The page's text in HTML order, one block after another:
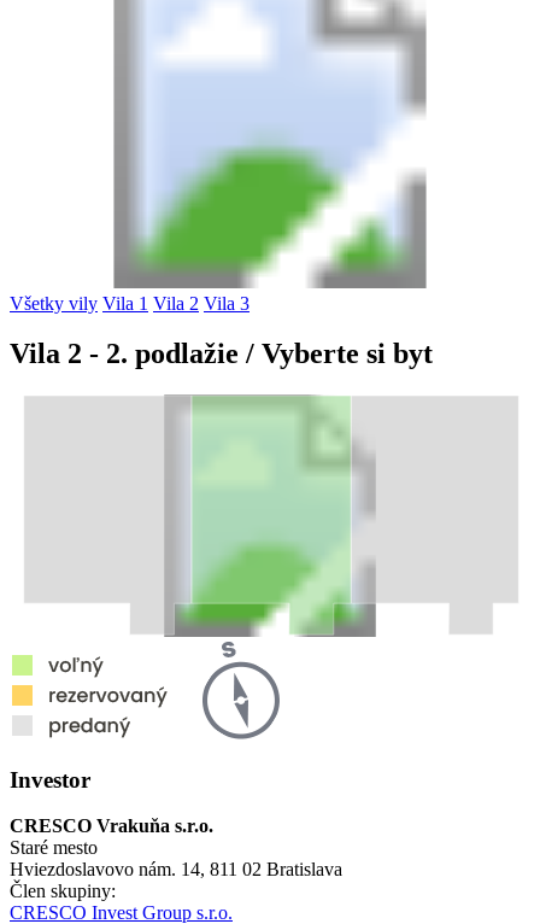
Všetky vily Vila 1 Vila 2 Vila 3
Vila 2 - 2. podlažie / Vyberte si byt
Investor
CRESCO Vrakuňa s.r.o.
Staré mesto
Hviezdoslavovo nám. 14, 811 02 Bratislava
Člen skupiny:
CRESCO Invest Group s.r.o.